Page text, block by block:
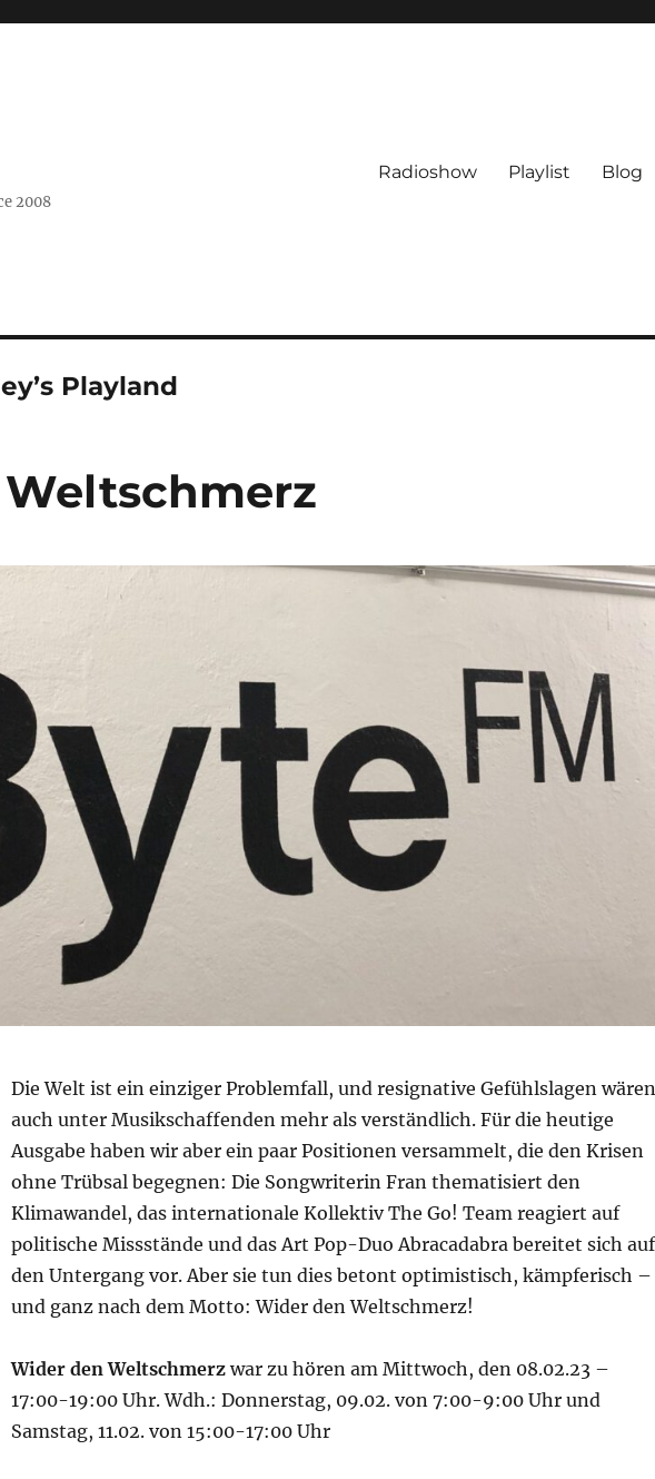
2008
Radioshow Playlist Blog
Playland
Die Welt ist ein einziger Problemfall, und resignative Gefühlslagen wären
auch unter Musikschaffenden mehr als verständlich. Für die heutige
Ausgabe haben wir aber ein paar Positionen versammelt, die den Krisen
ohne Trübsal begegnen: Die Songwriterin Fran thematisiert den
Klimawandel, das internationale Kollektiv The Go! Team reagiert auf
politische Missstände und das Art Pop-Duo Abracadabra bereitet sich auf
den Untergang vor. Aber sie tun dies betont optimistisch, kämpferisch –
und ganz nach dem Motto: Wider den Weltschmerz!
Wider den Weltschmerz war zu hören am Mittwoch, den 08.02.23 –
17:00-19:00 Uhr. Wdh.: Donnerstag, 09.02. von 7:00-9:00 Uhr und
Samstag, 11.02. von 15:00-17:00 Uhr